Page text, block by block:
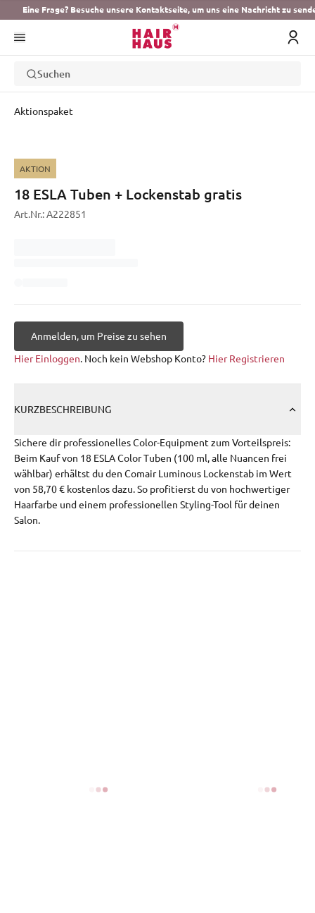
Eine Frage? Besuche unsere Kontaktseite, um uns eine Nachricht zu
Suchen
Aktionspaket
AKTION
18 ESLA Tuben + Lockenstab gratis
Art.Nr.:A222851
Anmelden, um Preise zu sehen
Hier Einloggen. Noch kein Webshop Konto? Hier Registrieren
KURZBESCHREIBUNG
Sichere dir professionelles Color-Equipment zum Vorteilspreis:
Beim Kauf von 18 ESLA Color Tuben (100 ml, alle Nuancen frei
wählbar) erhältst du den Comair Luminous Lockenstab im Wert
von 58,70 € kostenlos dazu. So profitierst du von hochwertiger
Haarfarbe und einem professionellen Styling-Tool für deinen
Salon.